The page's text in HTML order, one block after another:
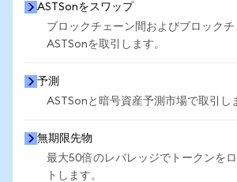
ASTSonをスワップ
ブロックチェーン間およびブロック
ASTSonを取引します。
予測
ASTSonと暗号資産予測市場で取引し
無期限先物
最大50倍のレバレッジでトークンを
トします。